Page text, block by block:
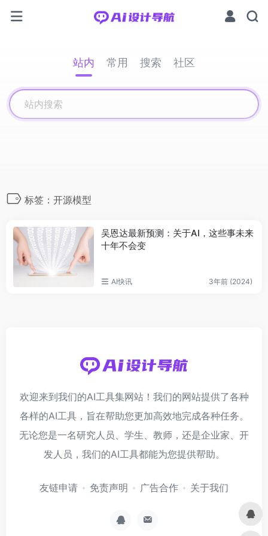
站内 常用 搜索 社区
标签：开源模型
吴恩达最新预测：关于AI，这些事未来
十年不会变
AI快讯 3年前 (2024)
欢迎来到我们的AI工具集网站！我们的网站提供了各种
各样的AI工具，旨在帮助您更加高效地完成各种任务。
无论您是一名研究人员、学生、教师，还是企业家、开
发人员，我们的AI工具都能为您提供帮助。
友链申请 免责声明 广告合作 关于我们